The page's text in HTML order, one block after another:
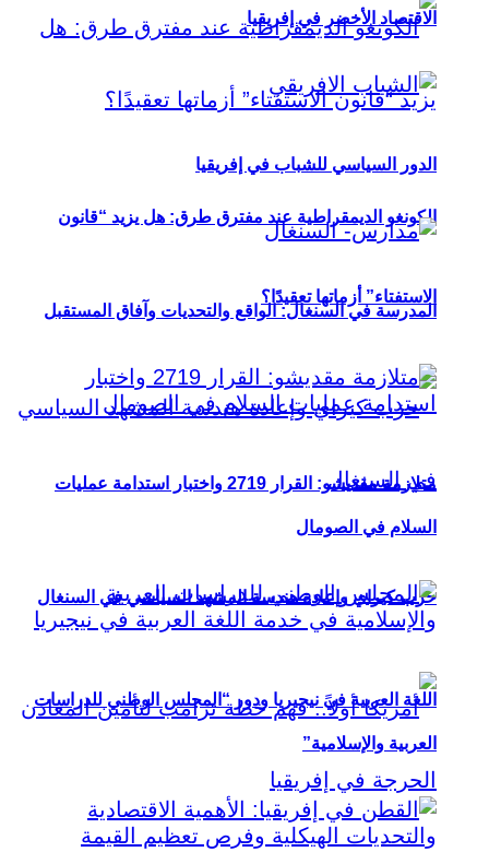
الكونغو الديمقراطية عند مفترق طرق: هل يزيد “قانون
الاستفتاء” أزماتها تعقيدًا؟
حزب كيراي وإعادة هندسة المشهد السياسي في السنغال
الاقتصاد الأخضر في إفريقيا
الدور السياسي للشباب في إفريقيا
المدرسة في السنغال: الواقع والتحديات وآفاق المستقبل
متلازمة مقديشو: القرار 2719 واختبار استدامة عمليات
السلام في الصومال
اللغة العربية في نيجيريا ودور “المجلس الوطني للدراسات
العربية والإسلامية”